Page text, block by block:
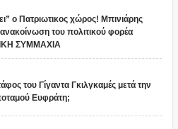
ο Πατριωτικος χώρος! Μπινιάρης
του πολιτικού φορέα
ΣΥΜΜΑΧΙΑ
του Γίγαντα Γκιλγκαμές μετά την
Ευφράτη;